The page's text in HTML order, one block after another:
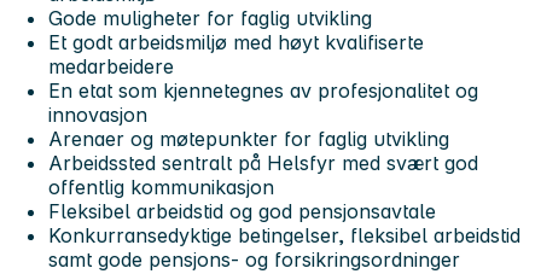
Gode muligheter for faglig utvikling
Et godt arbeidsmiljø med høyt kvalifiserte
medarbeidere
En etat som kjennetegnes av profesjonalitet og
innovasjon
Arenaer og møtepunkter for faglig utvikling
Arbeidssted sentralt på Helsfyr med svært god
offentlig kommunikasjon
Fleksibel arbeidstid og god pensjonsavtale
Konkurransedyktige betingelser, fleksibel arbeidstid
samt gode pensjons- og forsikringsordninger